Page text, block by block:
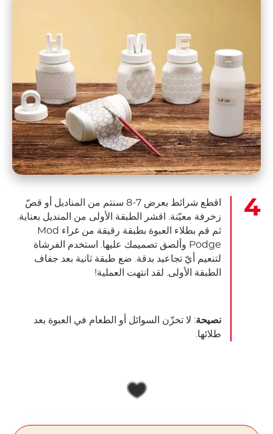
اقطع شرائط بعرض 7-8 سنتم من المناديل أو قصّ
زخرفة معيّنة. اقشر الطبقة الأولى من المنديل بعناية.
ثم قم بطلاء العبوة بطبقة رقيقة من غراء Mod
Podge وألصق تصميمك عليها. استخدم الفرشاة
لتنعيم أيّ تجاعيد بدقة. ضع طبقة ثانية بعد جفاف
الطبقة الأولى. لقد انتهت العملية!
نصيحة: لا تخزّن السوائل أو الطعام في العبوة بعد
طلائها.